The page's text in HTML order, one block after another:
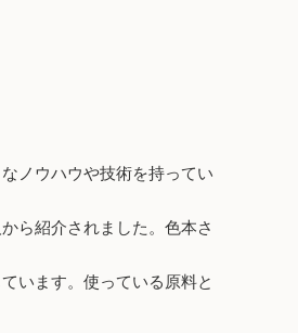
ノウハウや技術を持ってい
ら紹介されました。色本さ
います。使っている原料と